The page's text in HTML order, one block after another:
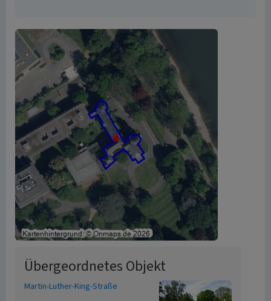
Übergeordnetes Objekt
Martin-Luther-King-Straße